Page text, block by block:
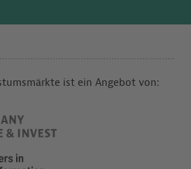
ist ein Angebot von: